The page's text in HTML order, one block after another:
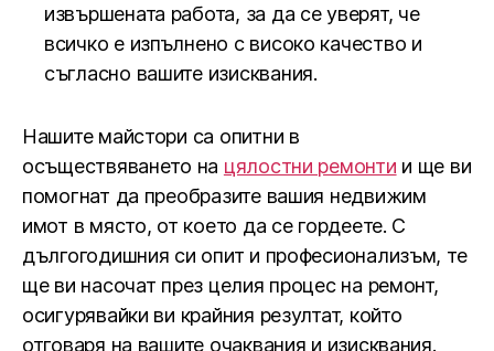
извършената работа, за да се уверят, че
всичко е изпълнено с високо качество и
съгласно вашите изисквания.
Нашите майстори са опитни в
осъществяването на цялостни ремонти и ще ви
помогнат да преобразите вашия недвижим
имот в място, от което да се гордеете. С
дългогодишния си опит и професионализъм, те
ще ви насочат през целия процес на ремонт,
осигурявайки ви крайния резултат, който
отговаря на вашите очаквания и изисквания.